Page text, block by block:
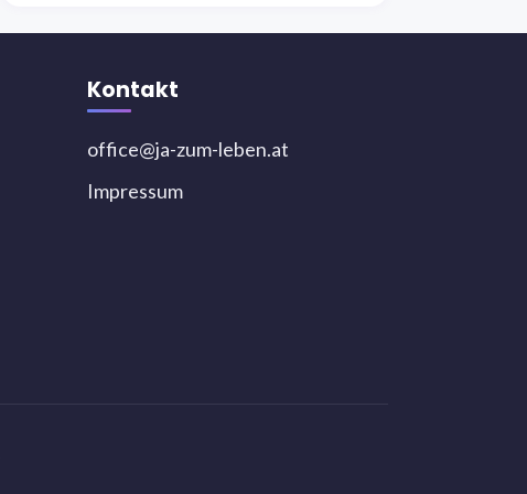
Kontakt
office@ja-zum-leben.at
Impressum